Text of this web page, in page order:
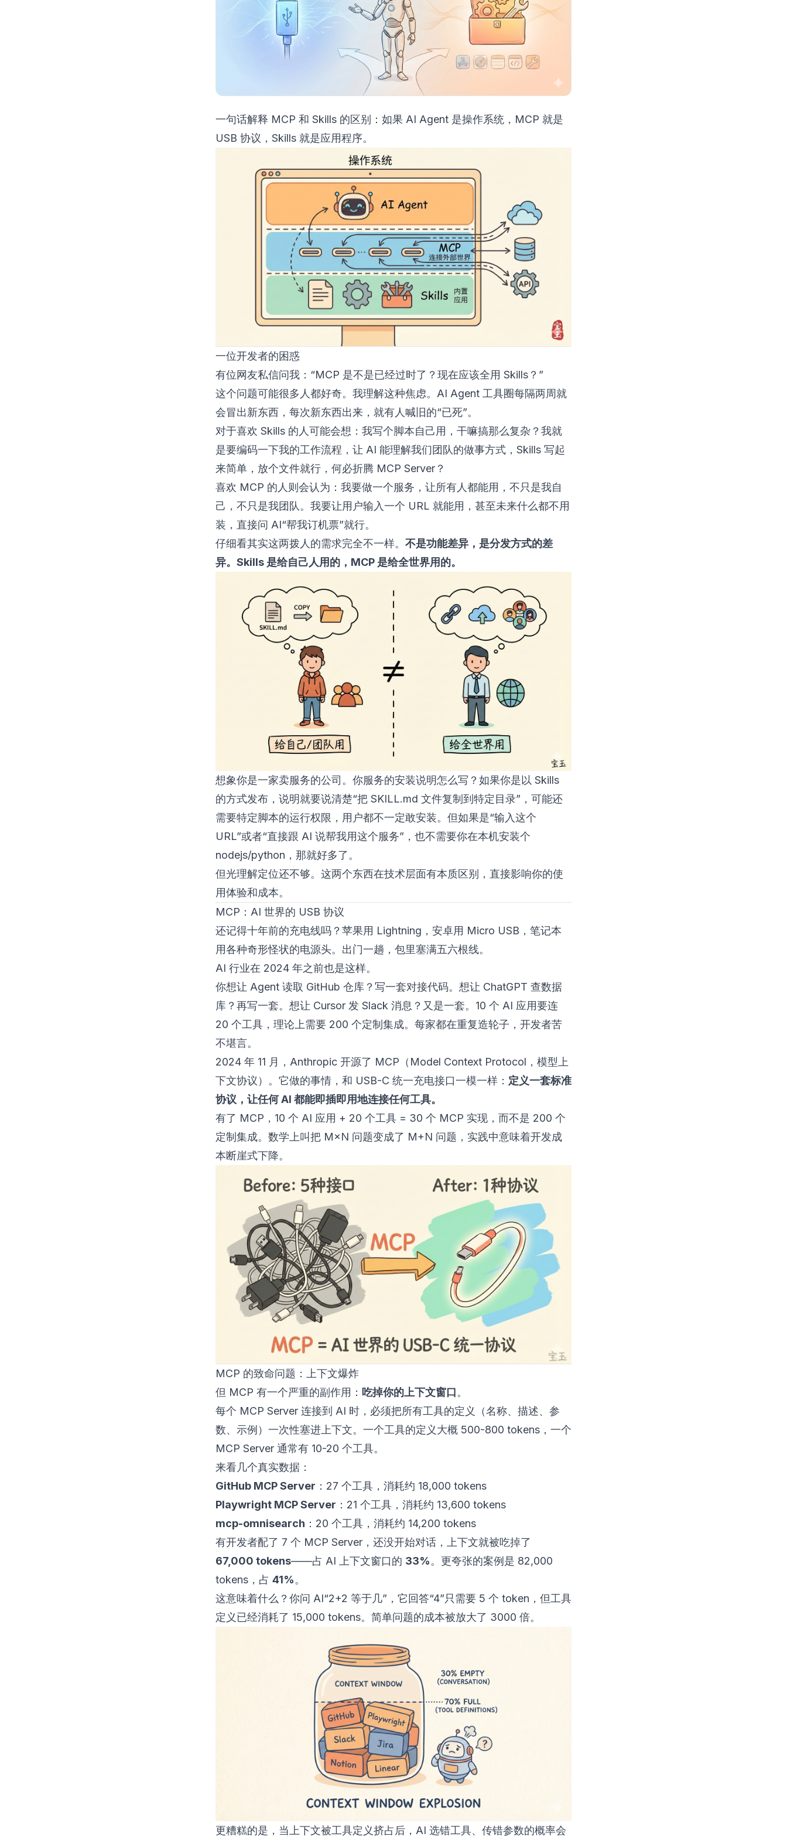
一句话解释 MCP 和 Skills 的区别：如果 AI Agent 是操作系统，MCP 就是
USB 协议，Skills 就是应用程序。
一位开发者的困惑
有位网友私信问我：“MCP 是不是已经过时了？现在应该全用 Skills？”
这个问题可能很多人都好奇。我理解这种焦虑。AI Agent 工具圈每隔两周就
会冒出新东西，每次新东西出来，就有人喊旧的“已死”。
对于喜欢 Skills 的人可能会想：我写个脚本自己用，干嘛搞那么复杂？我就
是要编码一下我的工作流程，让 AI 能理解我们团队的做事方式，Skills 写起
来简单，放个文件就行，何必折腾 MCP Server？
喜欢 MCP 的人则会认为：我要做一个服务，让所有人都能用，不只是我自
己，不只是我团队。我要让用户输入一个 URL 就能用，甚至未来什么都不用
装，直接问 AI“帮我订机票”就行。
仔细看其实这两拨人的需求完全不一样。 不是功能差异，是分发方式的差
异。Skills 是给自己人用的，MCP 是给全世界用的。
想象你是一家卖服务的公司。你服务的安装说明怎么写？如果你是以 Skills
的方式发布，说明就要说清楚“把 SKILL.md 文件复制到特定目录”，可能还
需要特定脚本的运行权限，用户都不一定敢安装。但如果是“输入这个
URL”或者“直接跟 AI 说帮我用这个服务”，也不需要你在本机安装个
nodejs/python，那就好多了。
但光理解定位还不够。这两个东西在技术层面有本质区别，直接影响你的使
用体验和成本。
MCP：AI 世界的 USB 协议
还记得十年前的充电线吗？苹果用 Lightning，安卓用 Micro USB，笔记本
用各种奇形怪状的电源头。出门一趟，包里塞满五六根线。
AI 行业在 2024 年之前也是这样。
你想让 Agent 读取 GitHub 仓库？写一套对接代码。想让 ChatGPT 查数据
库？再写一套。想让 Cursor 发 Slack 消息？又是一套。10 个 AI 应用要连
20 个工具，理论上需要 200 个定制集成。每家都在重复造轮子，开发者苦
不堪言。
2024 年 11 月，Anthropic 开源了 MCP（Model Context Protocol，模型上
下文协议）。它做的事情，和 USB-C 统一充电接口一模一样： 定义一套标准
协议，让任何 AI 都能即插即用地连接任何工具。
有了 MCP，10 个 AI 应用 + 20 个工具 = 30 个 MCP 实现，而不是 200 个
定制集成。数学上叫把 M×N 问题变成了 M+N 问题，实践中意味着开发成
本断崖式下降。
MCP 的致命问题：上下文爆炸
但 MCP 有一个严重的副作用： 吃掉你的上下文窗口。
每个 MCP Server 连接到 AI 时，必须把所有工具的定义（名称、描述、参
数、示例）一次性塞进上下文。一个工具的定义大概 500-800 tokens，一个
MCP Server 通常有 10-20 个工具。
来看几个真实数据：
GitHub MCP Server ：27 个工具，消耗约 18,000 tokens
Playwright MCP Server ：21 个工具，消耗约 13,600 tokens
mcp-omnisearch ：20 个工具，消耗约 14,200 tokens
有开发者配了 7 个 MCP Server，还没开始对话，上下文就被吃掉了
67,000 tokens——占 AI 上下文窗口的 33%。更夸张的案例是 82,000
tokens，占 41%。
这意味着什么？你问 AI“2+2 等于几”，它回答“4”只需要 5 个 token，但工具
定义已经消耗了 15,000 tokens。简单问题的成本被放大了 3000 倍。
更糟糕的是，当上下文被工具定义挤占后，AI 选错工具、传错参数的概率会